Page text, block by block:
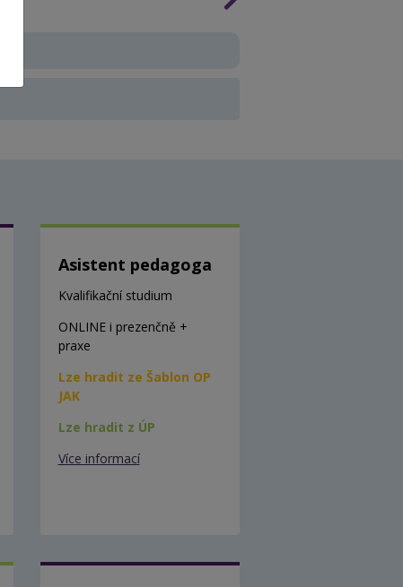
Asistent pedagoga
Kvalifikační studium
ONLINE i prezenčně +
praxe
Lze hradit ze Šablon OP
JAK
Lze hradit z ÚP
Více informací